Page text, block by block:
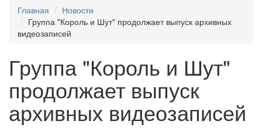
Главная
Новости
Группа "Король и Шут" продолжает выпуск архивных
видеозаписей
Группа "Король и Шут"
продолжает выпуск
архивных видеозаписей